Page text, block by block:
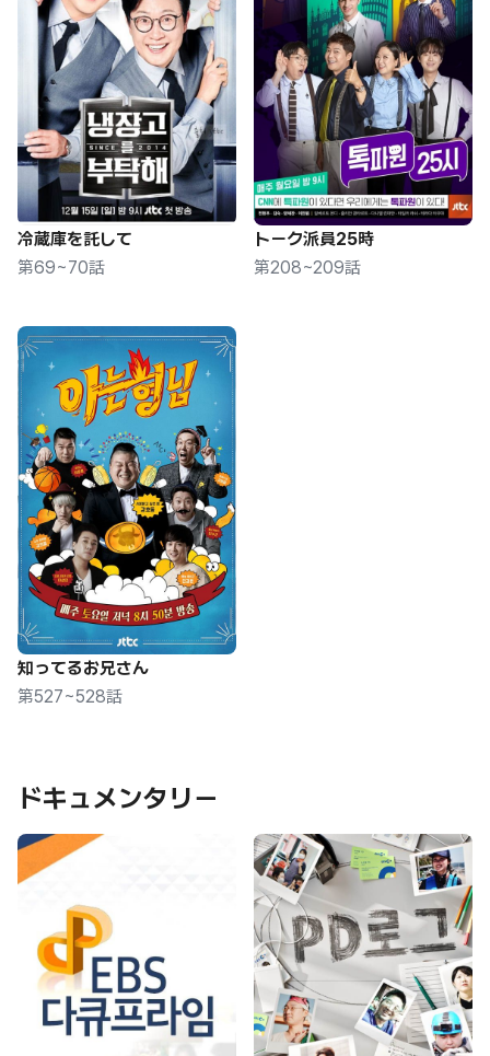
冷蔵庫を託して
第69~70話
トーク派員25時
第208~209話
知ってるお兄さん
第527~528話
ドキュメンタリー